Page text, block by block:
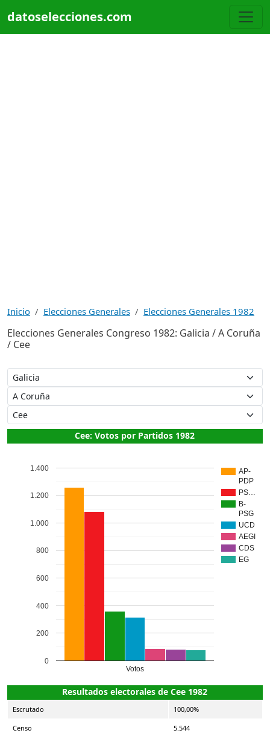
datoselecciones.com
Inicio Elecciones Generales Elecciones Generales 1982
Elecciones Generales Congreso 1982: Galicia / A Coruña
/ Cee
Cee: Votos por Partidos 1982
AP-
PDP
PS…
B-
PSG
UCD
AEGI
CDS
EG
Votos
0
200
400
600
800
1.000
1.200
1.400
Resultados electorales de Cee 1982
Escrutado 100,00%
Censo 5.544